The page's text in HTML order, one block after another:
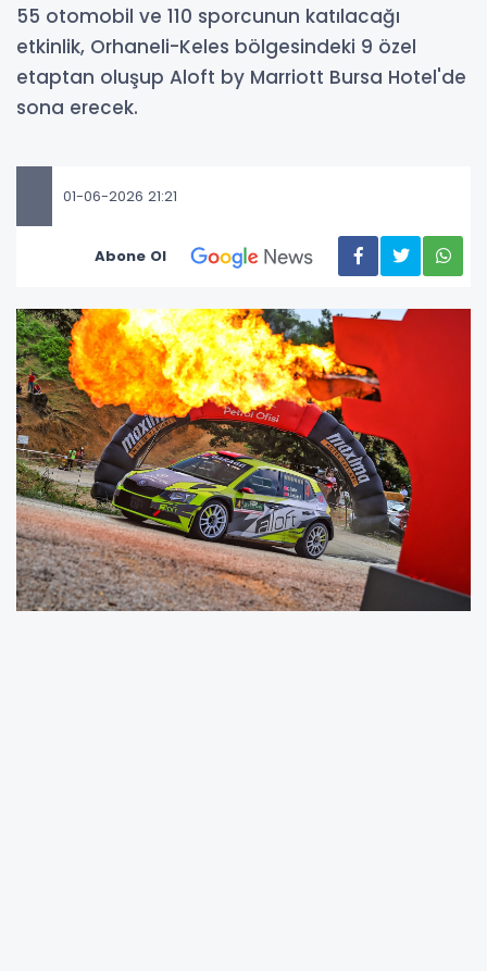
55 otomobil ve 110 sporcunun katılacağı
etkinlik, Orhaneli-Keles bölgesindeki 9 özel
etaptan oluşup Aloft by Marriott Bursa Hotel'de
sona erecek.
01-06-2026 21:21
Abone Ol